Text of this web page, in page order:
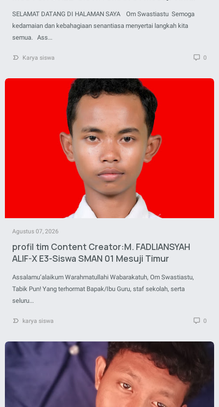
SELAMAT DATANG DI HALAMAN SAYA Om Swastiastu Semoga
kedamaian dan kebahagiaan senantiasa menyertai langkah kita
semua. Ass...
Karya siswa 0
Agustus 07, 2026
profil tim Content Creator:M. FADLIANSYAH
ALIF-X E3-Siswa SMAN 01 Mesuji Timur
Assalamu’alaikum Warahmatullahi Wabarakatuh, Om Swastiastu,
Tabik Pun! Yang terhormat Bapak/Ibu Guru, staf sekolah, serta
seluru...
karya siswa 0